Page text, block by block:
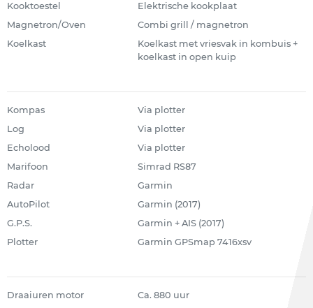
Kooktoestel
Elektrische kookplaat
Magnetron/Oven
Combi grill / magnetron
Koelkast
Koelkast met vriesvak in kombuis +
koelkast in open kuip
Kompas
Via plotter
Log
Via plotter
Echolood
Via plotter
Marifoon
Simrad RS87
Radar
Garmin
AutoPilot
Garmin (2017)
G.P.S.
Garmin + AIS (2017)
Plotter
Garmin GPSmap 7416xsv
Draaiuren motor Ca. 880 uur